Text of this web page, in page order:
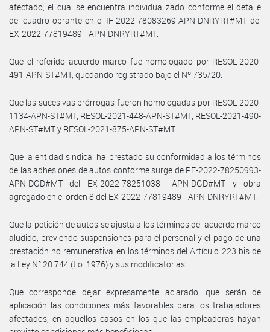
afectado, el cual se encuentra individualizado conforme el detalle
del cuadro obrante en el IF-2022-78083269-APN-DNRYRT#MT del
EX-2022-77819489- -APN-DNRYRT#MT.
Que el referido acuerdo marco fue homologado por RESOL-2020-
491-APN-ST#MT, quedando registrado bajo el Nº 735/20.
Que las sucesivas prórrogas fueron homologadas por RESOL-2020-
1134-APN-ST#MT, RESOL-2021-448-APN-ST#MT, RESOL-2021-490-
APN-ST#MT y RESOL-2021-875-APN-ST#MT.
Que la entidad sindical ha prestado su conformidad a los términos
de las adhesiones de autos conforme surge de RE-2022-78250993-
APN-DGD#MT del EX-2022-78251038- -APN-DGD#MT y obra
agregado en el orden 8 del EX-2022-77819489- -APN-DNRYRT#MT.
Que la petición de autos se ajusta a los términos del acuerdo marco
aludido, previendo suspensiones para el personal y el pago de una
prestación no remunerativa en los términos del Artículo 223 bis de
la Ley N° 20.744 (t.o. 1976) y sus modificatorias.
Que corresponde dejar expresamente aclarado, que serán de
aplicación las condiciones más favorables para los trabajadores
afectados, en aquellos casos en los que las empleadoras hayan